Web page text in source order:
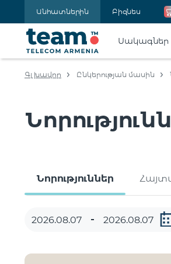
Անհատներին Բիզնես
Սակագներ
Գլխավոր Ընկերության մասին
Նորություններ